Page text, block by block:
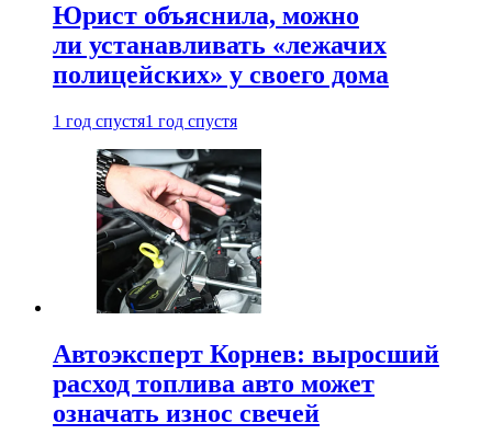
Юрист объяснила, можно
ли устанавливать «лежачих
полицейских» у своего дома
1 год спустя1 год спустя
Автоэксперт Корнев: выросший
расход топлива авто может
означать износ свечей